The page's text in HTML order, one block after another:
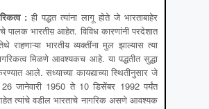
: ही पद्धत त्यांना लागू होते जे भारताबाहेर
पालक भारतीय़ आहेत. विविध कारणांनी परदेशात
राहणाऱ्या भारतीय़ व्यक्तींना मुल झाल्यास त्या
मिळणे आवश्यकच आहे. या पद्धतीत सुद्धा
आले. सध्याच्या कायद्याच्या स्थितीनुसार जे
26 जानेवारी 1950 ते 10 डिसेंबर 1992 पर्यंत
त्यांचे वडील भारताचे नागरिक असणे आवश्यक